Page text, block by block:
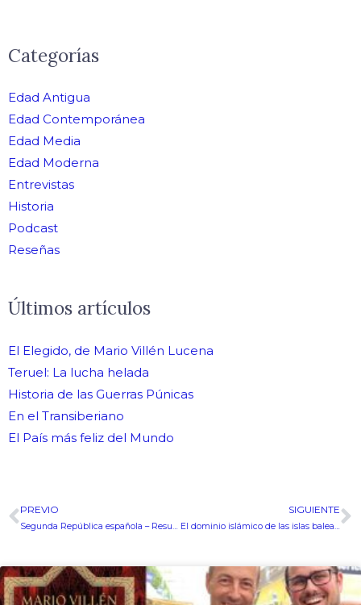
Categorías
Edad Antigua
Edad Contemporánea
Edad Media
Edad Moderna
Entrevistas
Historia
Podcast
Reseñas
Últimos artículos
El Elegido, de Mario Villén Lucena
Teruel: La lucha helada
Historia de las Guerras Púnicas
En el Transiberiano
El País más feliz del Mundo
Ant
PREVIO SIGUIENTE